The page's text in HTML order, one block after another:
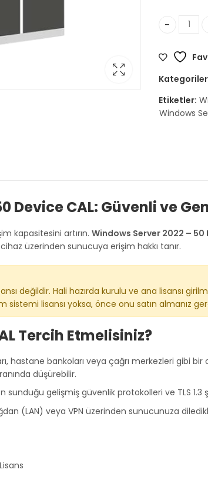
Windows
Etiketler:
Windows
Device CAL: Güvenli ve
kapasitesini artırın. Windows Server 2022 – 50
cihaz üzerinden sunucuya erişim hakkı tanır.
değildir. Hali hazırda kurulu ve ana lisansı
sistemi lisansı yoksa, önce onu satın almanız
Tercih Etmelisiniz?
hastane bankoları veya çağrı merkezleri gibi bir
düşürebilir.
sunduğu gelişmiş güvenlik protokolleri ve TLS
(LAN) veya VPN üzerinden sunucunuza